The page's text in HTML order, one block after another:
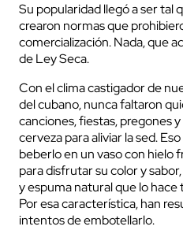
Su popularidad llegó a ser tal
crearon normas que
comercialización. Nada, que
de Ley Seca.
Con el clima castigador de
del cubano, nunca faltaron
canciones, fiestas, pregones
cerveza para aliviar la sed.
beberlo en un vaso con hielo
para disfrutar su color y
y espuma natural que lo
Por esa característica, han
intentos de embotellarlo.